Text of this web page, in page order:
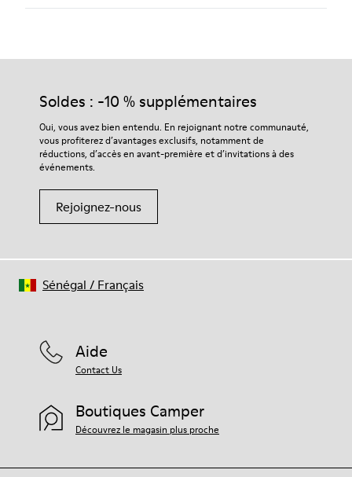
Nos chaussures sont confectionnées à partir de matières haut
durabilité accrue de vos chaussures.
Pour obtenir des instructions détaillées sur l’entretien de
votre paire de chaussures, consultez notreguide d’entretien
Soldes : -10 % supplémentaires
Oui, vous avez bien entendu. En rejoignant notre communauté,
vous profiterez d’avantages exclusifs, notamment de
réductions, d’accès en avant-première et d’invitations à des
événements.
Rejoignez-nous
Aide
Contact Us
Boutiques Camper
Découvrez le magasin plus proche
Sénégal / Français